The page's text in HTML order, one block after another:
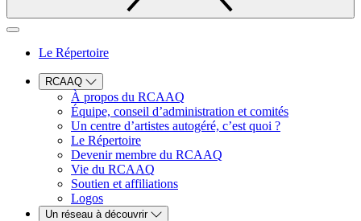
Le Répertoire
RCAAQ
À propos du RCAAQ
Équipe, conseil d’administration et comités
Un centre d’artistes autogéré, c’est quoi ?
Le Répertoire
Devenir membre du RCAAQ
Vie du RCAAQ
Soutien et affiliations
Logos
Un réseau à découvrir